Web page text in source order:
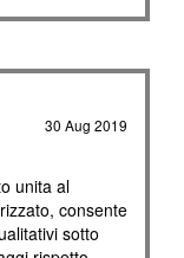
30 Aug 2019
unita al
consente
sotto